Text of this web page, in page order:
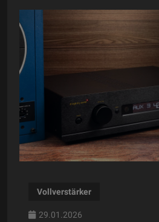
Vollverstärker
29.01.2026